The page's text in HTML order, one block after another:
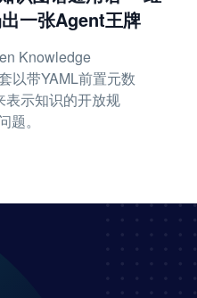
一张Agent王牌
Knowledge
以带YAML前置元数
表示知识的开放规
。